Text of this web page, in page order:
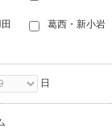
葛西・新小岩
日